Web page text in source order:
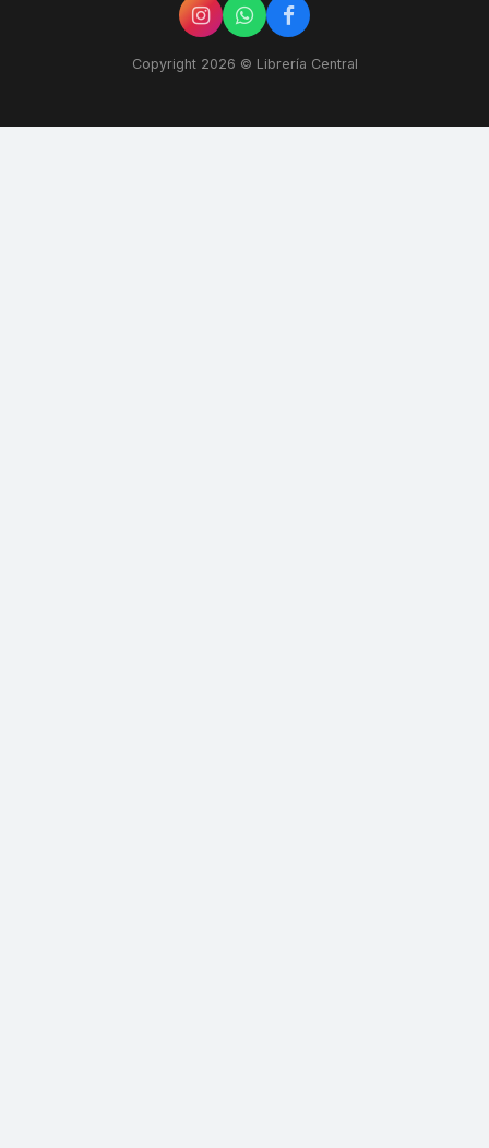
Copyright 2026 © Librería Central